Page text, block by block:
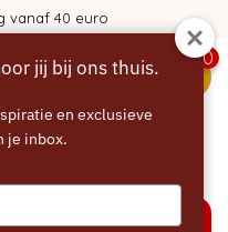
vanaf 40 euro
0
jij bij ons thuis.
en exclusieve
je inbox.